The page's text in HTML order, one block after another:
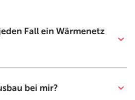
Fall ein Wärmenetz
bei mir?